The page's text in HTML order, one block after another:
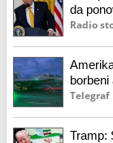
da
Radio
Telegraf
Tramp: